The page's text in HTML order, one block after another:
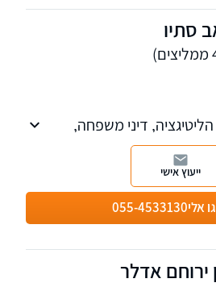
סתיו
דיני משפחה,
לרבות מקרקעין ודיני
אלי055-4533130
ייעוץ אישי
ירוחם אדלר